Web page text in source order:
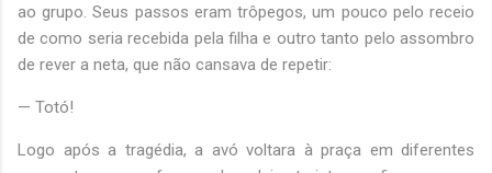
ao grupo. Seus passos eram trôpegos, um pouco pelo receio
de como seria recebida pela filha e outro tanto pelo assombro
de rever a neta, que não cansava de repetir:
— Totó!
Logo após a tragédia, a avó voltara à praça em diferentes